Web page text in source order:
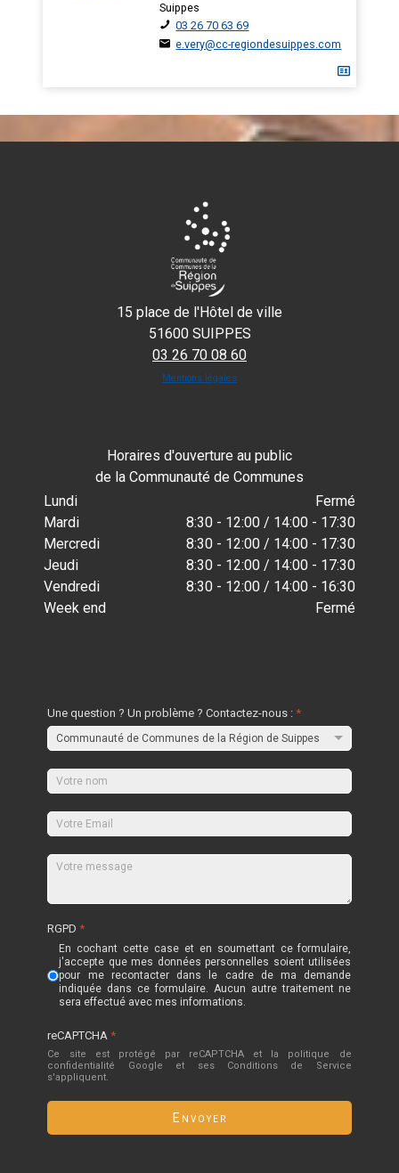
Suippes
03 26 70 63 69
e.very@cc-regiondesuippes.com
15 place de l'Hôtel de ville
51600 SUIPPES
03 26 70 08 60
Mentions légales
Horaires d'ouverture au public
de la Communauté de Communes
Lundi
Fermé
Mardi
8:30 - 12:00 / 14:00 - 17:30
Mercredi
8:30 - 12:00 / 14:00 - 17:30
Jeudi
8:30 - 12:00 / 14:00 - 17:30
Vendredi
8:30 - 12:00 / 14:00 - 16:30
Week end
Fermé
Une question ? Un problème ? Contactez-nous :*
RGPD*
En cochant cette case et en soumettant ce formulaire,
j'accepte que mes données personnelles soient utilisées
pour me recontacter dans le cadre de ma demande
indiquée dans ce formulaire. Aucun autre traitement ne
sera effectué avec mes informations.
reCAPTCHA*
Ce site est protégé par reCAPTCHA et la politique de
confidentialité Google et
ses Conditions de Service
s'appliquent.
Envoyer